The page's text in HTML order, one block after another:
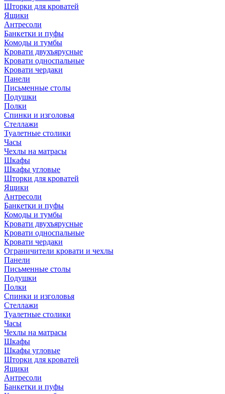
Шторки для кроватей
Ящики
Антресоли
Банкетки и пуфы
Комоды и тумбы
Кровати двухъярусные
Кровати односпальные
Кровати чердаки
Панели
Письменные столы
Подушки
Полки
Спинки и изголовья
Стеллажи
Туалетные столики
Часы
Чехлы на матрасы
Шкафы
Шкафы угловые
Шторки для кроватей
Ящики
Антресоли
Банкетки и пуфы
Комоды и тумбы
Кровати двухъярусные
Кровати односпальные
Кровати чердаки
Ограничители кровати и чехлы
Панели
Письменные столы
Подушки
Полки
Спинки и изголовья
Стеллажи
Туалетные столики
Часы
Чехлы на матрасы
Шкафы
Шкафы угловые
Шторки для кроватей
Ящики
Антресоли
Банкетки и пуфы